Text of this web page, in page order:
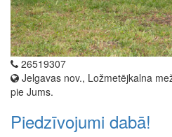
26519307
Jelgavas nov., Ložmetējkalna
pie Jums.
Piedzīvojumi dabā!